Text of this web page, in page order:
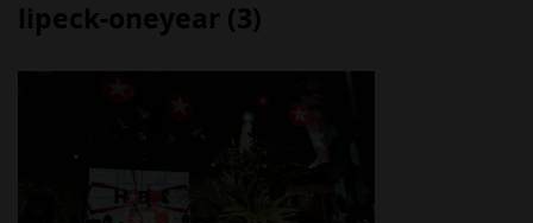
lipeck-oneyear (3)